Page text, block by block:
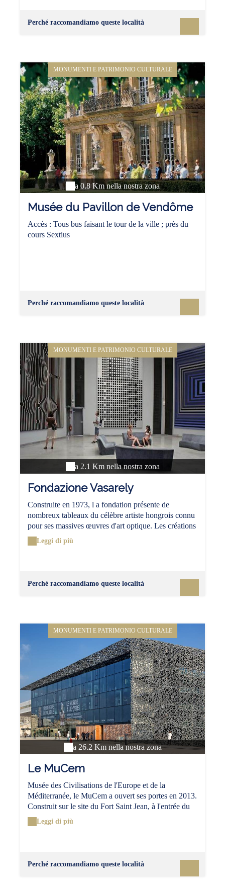
Perché raccomandiamo queste località
MONUMENTI E PATRIMONIO CULTURALE
a 0.8 Km nella nostra zona
Musée du Pavillon de Vendôme
Accès : Tous bus faisant le tour de la ville ; près du
cours Sextius
Perché raccomandiamo queste località
MONUMENTI E PATRIMONIO CULTURALE
a 2.1 Km nella nostra zona
Fondazione Vasarely
Construite en 1973, l a fondation présente de
nombreux tableaux du célèbre artiste hongrois connu
pour ses massives œuvres d'art optique. Les créations
aux lignes géométriques tout comme le bâtiment aux
courbes étonnantes, avec ses 14 coupoles
Leggi di più
Perché raccomandiamo queste località
MONUMENTI E PATRIMONIO CULTURALE
a 26.2 Km nella nostra zona
Le MuCem
Musée des Civilisations de l'Europe et de la
Méditerranée, le MuCem a ouvert ses portes en 2013.
Construit sur le site du Fort Saint Jean, à l'entrée du
port de la Belle de Mai en plein centre de Marseille,
on y accède par une passerelle impressionnante. 3
indissociable de l'histoire de Marseille accueille les
expositions temporaires et enfin le centre de
Leggi di più
Perché raccomandiamo queste località